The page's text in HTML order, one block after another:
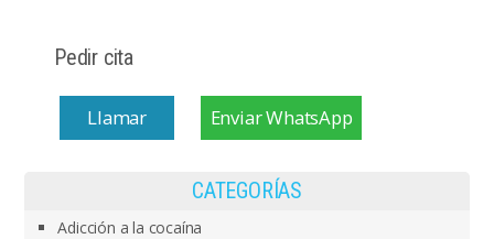
Pedir cita
Llamar Enviar WhatsApp
CATEGORÍAS
Adicción a la cocaína